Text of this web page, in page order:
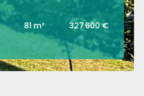
81 m² 327 600 €